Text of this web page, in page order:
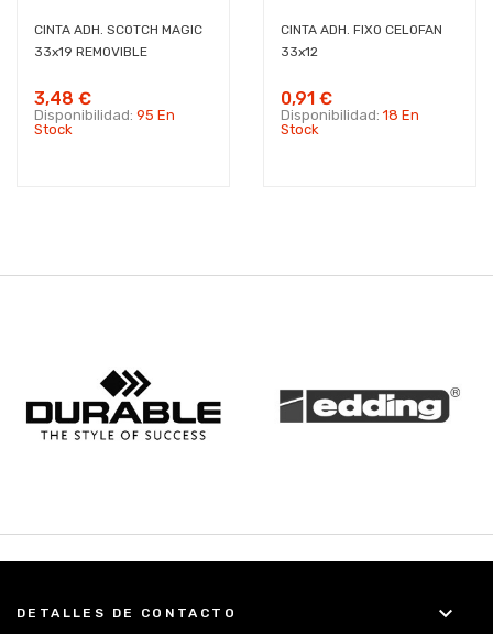
CINTA ADH. SCOTCH MAGIC
33x19 REMOVIBLE
3,48 €
Disponibilidad: 95 En
Stock
CINTA ADH. FIXO CELOFAN
33x12
0,91 €
Disponibilidad: 18 En
Stock
DETALLES DE CONTACTO keyboard_arrow_down